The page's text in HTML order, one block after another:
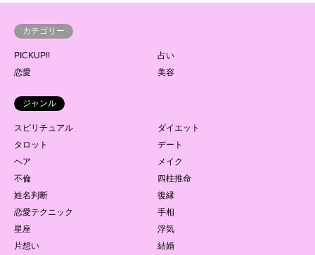
カテゴリー
PICKUP!!
占い
恋愛
美容
ジャンル
スピリチュアル
ダイエット
タロット
デート
ヘア
メイク
不倫
四柱推命
姓名判断
復縁
恋愛テクニック
手相
星座
浮気
片想い
結婚